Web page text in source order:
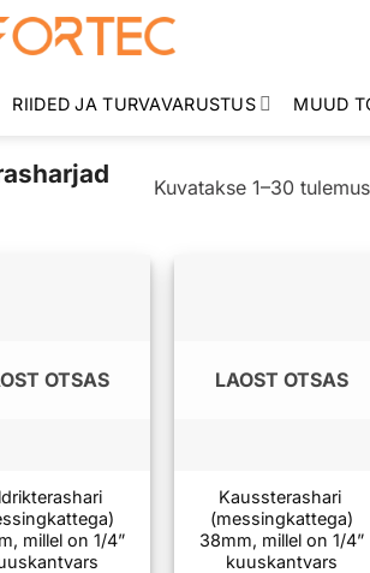
RIIDED JA TURVAVARUSTUS MUUD
Kuvatakse 1–30
OTSAS
millel on 1/4”
LAOST OTSAS
Kaussterashari
(messingkattega)
38mm, millel on 1/4”
kuuskantvars